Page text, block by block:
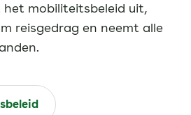
mobiliteitsbeleid uit,
reisgedrag en neemt alle